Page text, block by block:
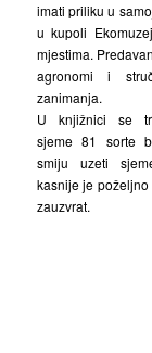
imati priliku u
u kupoli
mjestima.
agronomi i
zanimanja.
U knjižnici se
sjeme 81 sorte
smiju uzeti
kasnije je
zauzvrat.